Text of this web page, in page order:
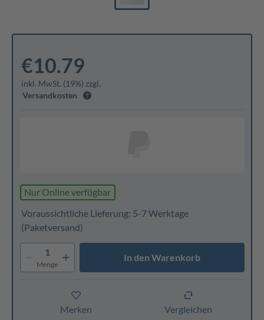
€10.79
inkl. MwSt. (19%) zzgl.
Versandkosten
Nur Online verfügbar
Voraussichtliche Lieferung: 5-7 Werktage
(Paketversand)
1
Menge
In den Warenkorb
Merken Vergleichen